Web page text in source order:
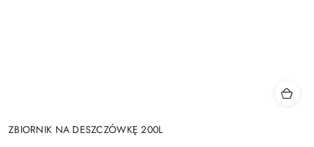
ZBIORNIK NA DESZCZÓWKĘ 200L